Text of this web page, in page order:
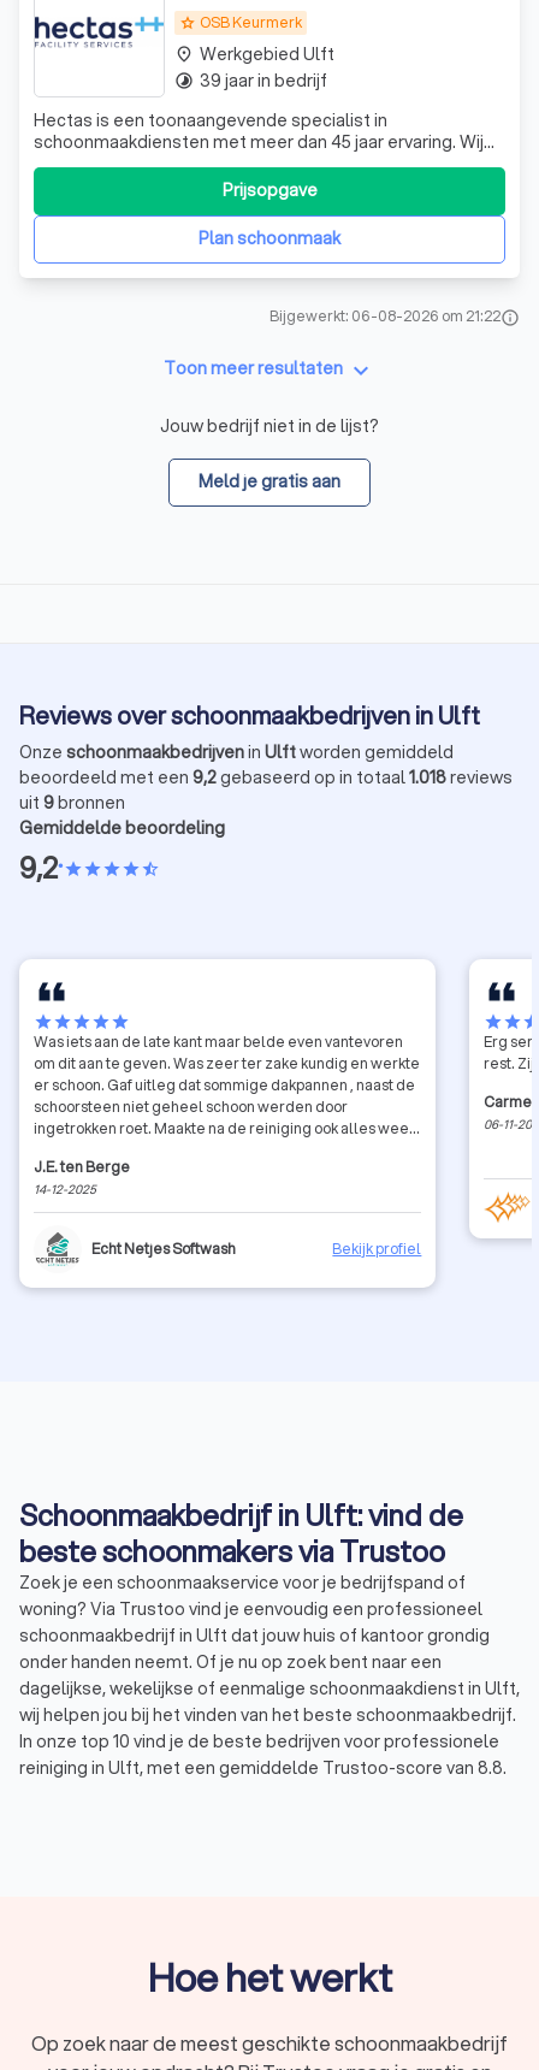
grade OSB Keurmerk
Hectas is een toonaangevende specialist in
schoonmaakdiensten met meer dan 45 jaar ervaring. Wij
bieden een breed scala aan diensten, waaronder
gebouwenreiniging, industriële reiniging, specialistische
reiniging en glasbewassing. Onze toegewijde teams van
professionals zijn uitgerust met de nieuwste
Plan schoonmaak
Prijsopgave
place Werkgebied Ulft
timelapse 39 jaar in bedrijf
Bijgewerkt: 06-08-2026 om 21:22info
Toon meer resultaten keyboard_arrow_down
Jouw bedrijf niet in de lijst?
Meld je gratis aan
Reviews over schoonmaakbedrijven in Ulft
Onze schoonmaakbedrijvenin Ulftworden gemiddeld
beoordeeld met een 9,2gebaseerd op in totaal1.018reviews
uit 9bronnen
Gemiddelde beoordeling
9,2•starstarstarstarstar_half
starstarstarstarstar
Was iets aan de late kant maar belde even vantevoren
om dit aan te geven. Was zeer ter zake kundig en werkte
er schoon. Gaf uitleg dat sommige dakpannen , naast de
schoorsteen niet geheel schoon werden door
ingetrokken roet. Maakte na de reiniging ook alles weer
schoongespoten. De ramen met osmose water en zelfs
de auto werd even meegenomen. Het dak is er zeer van
opgeknapt voor een redelijke prijs. TOP.
J.E. ten Berge
14-12-2025
Echt Netjes Softwash Bekijk profiel
starstar
Erg
rest.
06-11-
Schoonmaakbedrijf in Ulft: vind de
beste schoonmakers via Trustoo
Zoek je een schoonmaakservice voor je bedrijfspand of
woning? Via Trustoo vind je eenvoudig een professioneel
schoonmaakbedrijf in Ulft dat jouw huis of kantoor grondig
onder handen neemt. Of je nu op zoek bent naar een
dagelijkse, wekelijkse of eenmalige schoonmaakdienst in Ulft,
wij helpen jou bij het vinden van het beste schoonmaakbedrijf.
In onze top 10 vind je de beste bedrijven voor professionele
reiniging in Ulft, met een gemiddelde Trustoo-score van 8.8.
Professionele schoonmaak voor particulieren
schoonmaak van je woning? Als particulier loont het om voor
Hoe het werkt
Op zoek naar de meest geschikte schoonmaakbedrijf